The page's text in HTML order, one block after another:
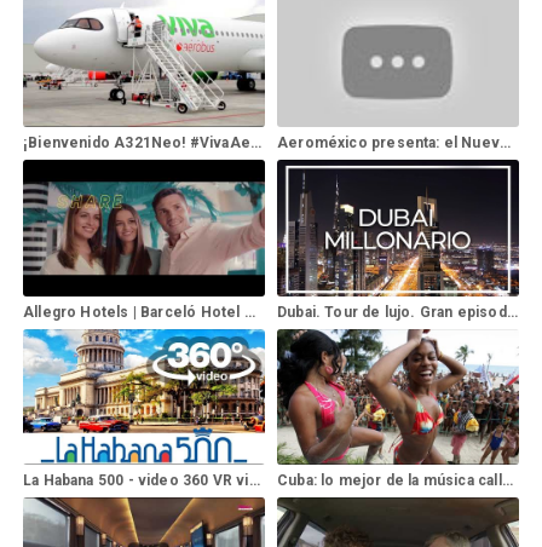
¡Bienvenido A321Neo! #VivaAerobus Aeroméxico presenta: el Nuevo #737MAX8
Allegro Hotels | Barceló Hotel Group Dubai. Tour de lujo. Gran episodo.
La Habana 500 - video 360 VR visita virtual video 360 Cuba Havana #lahabana500 #avana #habana360 Cuba: lo mejor de la música callejera en las calles de Santiago de Cuba - Carmine Salituro Editions